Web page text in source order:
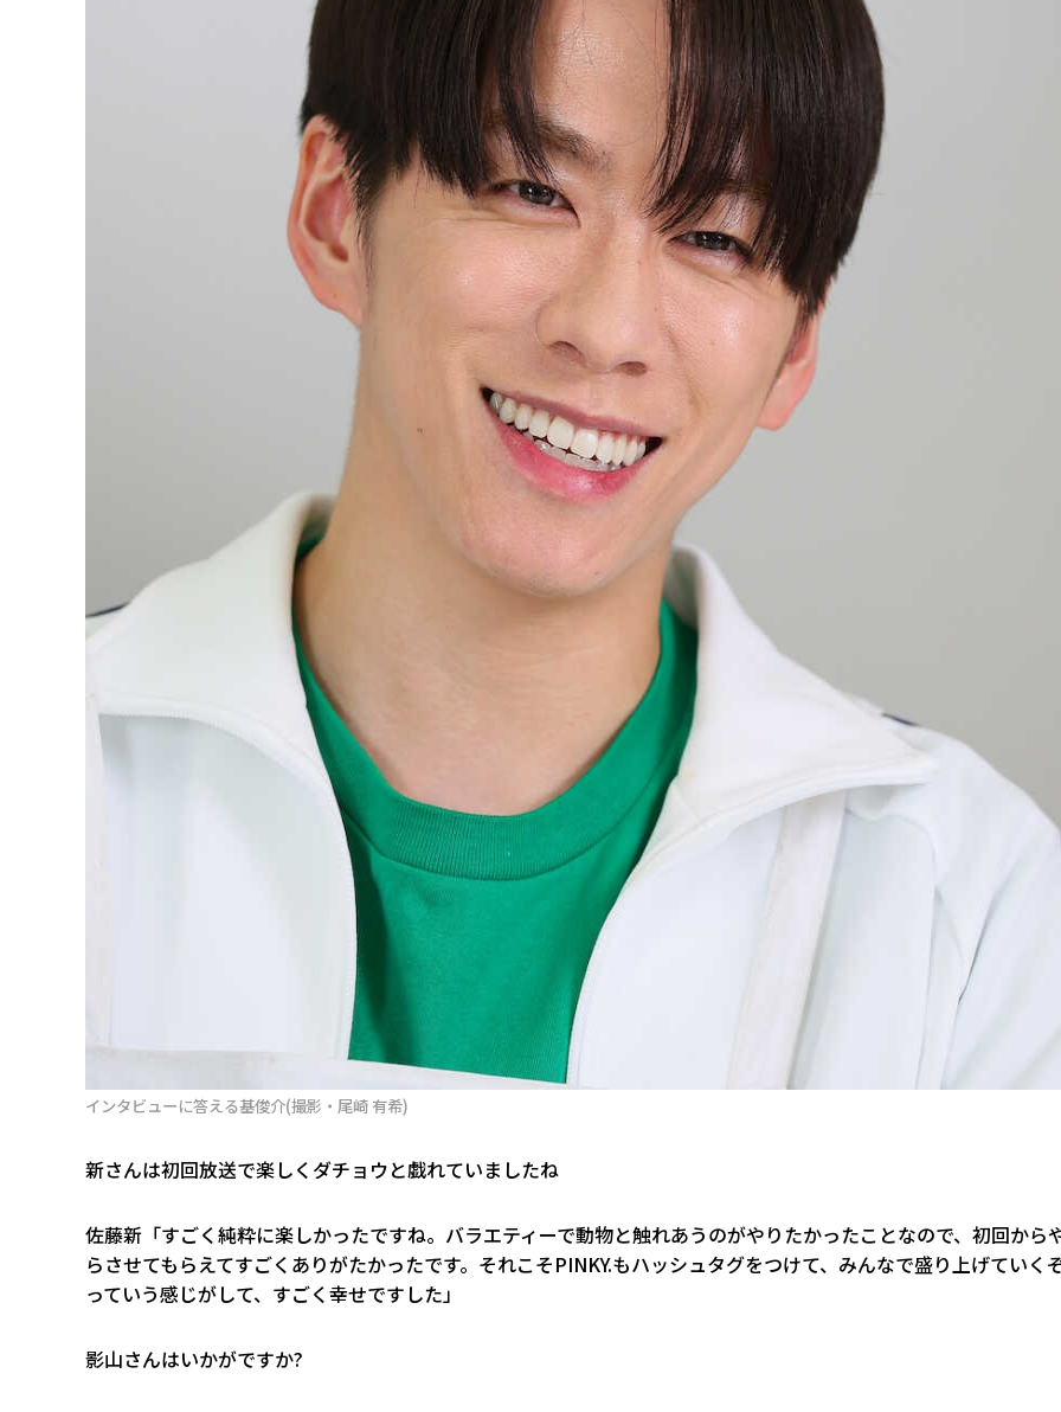
インタビューに答える基俊介(撮影・尾崎 有希)
――新さんは初回放送で楽しくダチョウと戯れていましたね
佐藤新「すごく純粋に楽しかったですね。バラエティーで動物と触れあうのがやりたかったことなので、初回から
らさせてもらえてすごくありがたかったです。それこそPINKY.もハッシュタグをつけて、みんなで盛り上げていく
っていう感じがして、すごく幸せですした」
――影山さんはいかがですか?